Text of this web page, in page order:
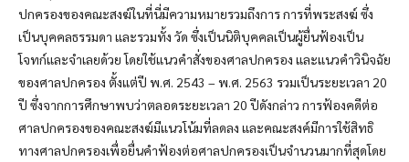
ปกครองของคณะสงฆ์ในที่นี่มีความหมายรวมถึงการ การที่พระสงฆ์ ซึ่ง
เป็นบุคคลธรรมดา และรวมทั้ง วัด ซึ่งเป็นนิติบุคคลเป็นผู้ยื่นฟ้องเป็น
โจทก์และจำเลยด้วย โดยใช้แนวคำสั่งของศาลปกครอง และแนวคำวินิจฉัย
ของศาลปกครอง ตั้งแต่ปี พ.ศ. 2543 – พ.ศ. 2563 รวมเป็นระยะเวลา 20
ปี ซึ่งจากการศึกษาพบว่าตลอดระยะเวลา 20 ปีดังกล่าว การฟ้องคดีต่อ
ศาลปกครองของคณะสงฆ์มีแนวโน้มที่ลดลง และคณะสงค์มีการใช้สิทธิ
ทางศาลปกครองเพื่อยื่นคำฟ้องต่อศาลปกครองเป็นจำนวนมากที่สุดโดย